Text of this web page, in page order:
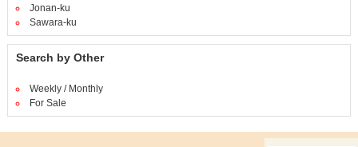
Jonan-ku
Sawara-ku
Search by Other
Weekly / Monthly
For Sale